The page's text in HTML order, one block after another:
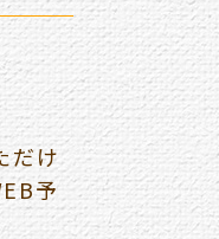
だけ
予